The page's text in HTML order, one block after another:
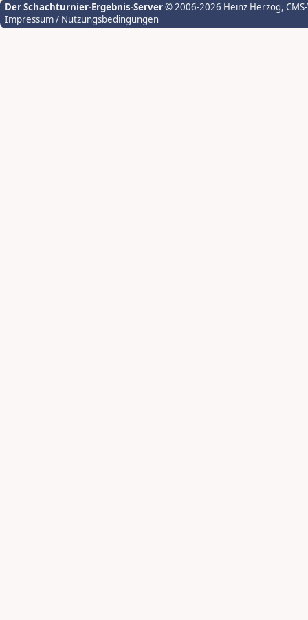
Der Schachturnier-Ergebnis-Server© 2006-2026 Heinz Herzog,
Impressum / Nutzungsbedingungen